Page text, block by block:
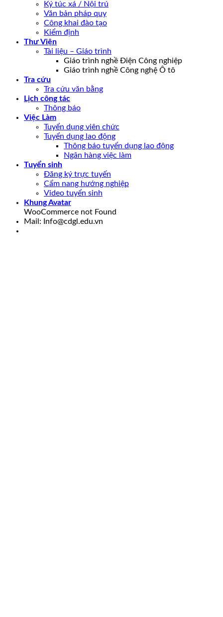
Ký túc xá / Nội trú
Văn bản pháp quy
Công khai đào tạo
Kiểm định
Thư Viện
Tài liệu – Giáo trình
Giáo trình nghề Điện Công nghiệp
Giáo trình nghề Công nghệ Ô tô
Tra cứu
Tra cứu văn bằng
Lịch công tác
Thông báo
Việc Làm
Tuyển dụng viên chức
Tuyển dụng lao động
Thông báo tuyển dụng lao động
Ngân hàng việc làm
Tuyển sinh
Đăng ký trực tuyến
Cẩm nang hướng nghiệp
Video tuyển sinh
Khung Avatar
WooCommerce not Found
Mail: Info@cdgl.edu.vn